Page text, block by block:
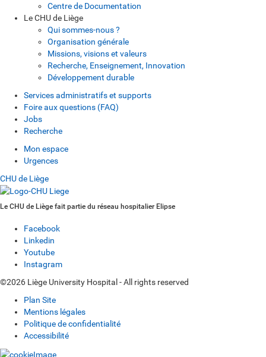
Centre de Documentation
Le CHU de Liège
Qui sommes-nous ?
Organisation générale
Missions, visions et valeurs
Recherche, Enseignement, Innovation
Développement durable
Services administratifs et supports
Foire aux questions (FAQ)
Jobs
Recherche
Mon espace
Urgences
CHU de Liège
Le CHU de Liège fait partie du réseau hospitalier Elipse
Facebook
Linkedin
Youtube
Instagram
©2026 Liège University Hospital - All rights reserved
Plan Site
Mentions légales
Politique de confidentialité
Accessibilité